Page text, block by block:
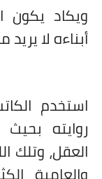
ويكاد يكون
أبناءه لا
استخدم
روايته
العقل، وتلك